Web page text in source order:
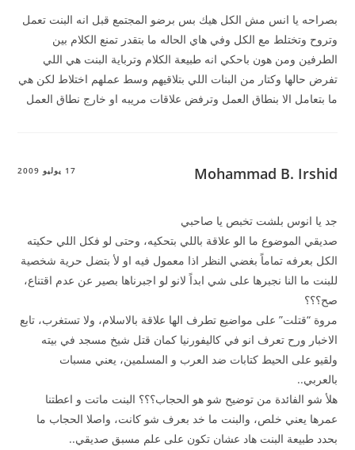
بصراحه يا انس مش الكل هيك بس برضو المجتمع قبل انه البنت تعمل
وتروح وتختلط مع الكل وفي هاي الحاله ما بتقدر تمنع الكلام بين
الطرفين ومن هون باحكي انه طبيعة الكلام وترباية البنت هي اللي
تفرض حالها وكتار من البنات اللي بتلاقيهم وسط عملهم اختلاط لكن هي
ما بتعامل الا بنطاق العمل وترفض علاقات مريبه او خارج نطاق العمل
Mohammad B. Irshid 17 يوليو 2009
جد يا انوس بلشت تخبص يا صاحبي
صديقي الموضوع ما الو علاقة باللي بتحكيه، وحتى لو فكل اللي حكيته
الكل بعرفه تماماً بغضي النظر اذا معمول فيه او لأ بتضل حرية شخصية
للبنت ما النا نجبرها على شي ابداً لانو لو اجبرناها بصير عن عدم اقتناع،
صح؟؟؟
مروة “قتلت” على مواضيع تطرف الها علاقة بالاسلام، ولا تستغرب، تابع
الاخبار ورح تعرف انو في كاليفورنيا كمان قتل شيخ مسجد في بيته
ولقيو على الحيط كتابات ضد العرب و المسلمين، يعني مسبات
بالعربي..
هلأ شو الفائدة من توضيح شو هو الحجاب؟؟؟ البنت ماتت و اعطتنا
عمرها يعني خلص، والبنت ما خد بعرف شو كانت، واصلا الحجاب ما
بحدد طبيعة البنت هاد عشان تكون على علم مسبق صديقي..